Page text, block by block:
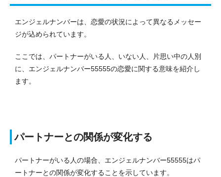
エンジェルナンバーは、恋愛の状況によって異なるメッセー
ジが込められています。
ここでは、パートナーがいる人、いない人、片思い中の人別
に、エンジェルナンバー55555の恋愛に関する意味を紹介し
ます。
パートナーとの関係が変化する
パートナーがいる人の場合、エンジェルナンバー55555はパ
ートナーとの関係が変化することを示しています。